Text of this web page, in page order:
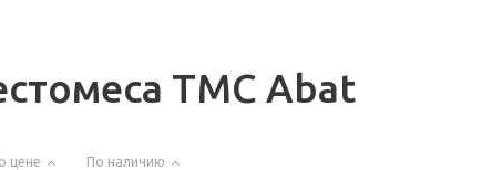
ТМС Abat
цене По наличию